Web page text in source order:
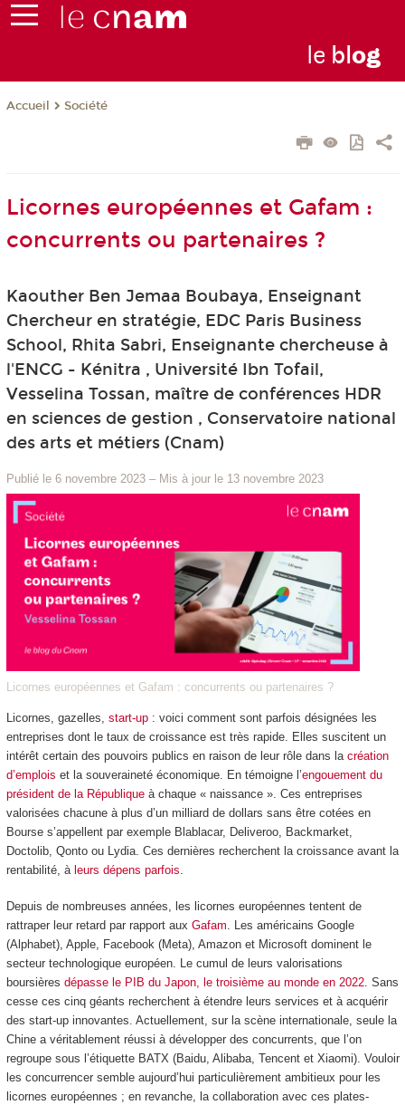
le blog
Accueil Société
Licornes européennes et Gafam :
concurrents ou partenaires ?
Kaouther Ben Jemaa Boubaya, Enseignant
Chercheur en stratégie, EDC Paris Business
School, Rhita Sabri, Enseignante chercheuse à
l'ENCG - Kénitra , Université Ibn Tofail,
Vesselina Tossan, maître de conférences HDR
en sciences de gestion , Conservatoire national
des arts et métiers (Cnam)
Publié le 6 novembre 2023 – Mis à jour le 13 novembre 2023
Licornes européennes et Gafam : concurrents ou partenaires ?
Licornes, gazelles, start-up: voici comment sont parfois désignées les
entreprises dont le taux de croissance est très rapide. Elles suscitent un
intérêt certain des pouvoirs publics en raison de leur rôle dans la création
d’emplois et la souveraineté économique. En témoigne l’engouement du
président de la Républiqueà chaque « naissance ». Ces entreprises
valorisées chacune à plus d’un milliard de dollars sans être cotées en
Bourse s’appellent par exemple Blablacar, Deliveroo, Backmarket,
Doctolib, Qonto ou Lydia. Ces dernières recherchent la croissance avant la
rentabilité, à leurs dépens parfois
Depuis de nombreuses années, les licornes européennes tentent de
rattraper leur retard par rapport aux Gafam. Les américains Google
(Alphabet), Apple, Facebook (Meta), Amazon et Microsoft dominent le
secteur technologique européen. Le cumul de leurs valorisations
boursières dépasse le PIB du Japon, le troisième au monde en 2022. Sans
cesse ces cinq géants recherchent à étendre leurs services et à acquérir
des start-up innovantes. Actuellement, sur la scène internationale, seule la
Chine a véritablement réussi à développer des concurrents, que l’on
regroupe sous l’étiquette BATX (Baidu, Alibaba, Tencent et Xiaomi). Vouloir
les concurrencer semble aujourd’hui particulièrement ambitieux pour les
licornes européennes ; en revanche, la collaboration avec ces plates-